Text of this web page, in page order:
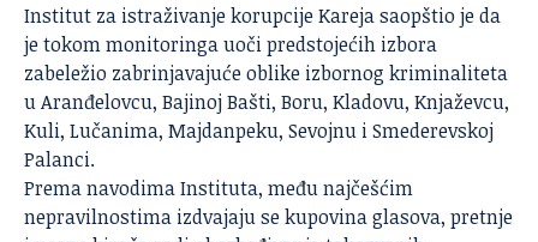
Institut za istraživanje korupcije Kareja saopštio je da
je tokom monitoringa uoči predstojećih izbora
zabeležio zabrinjavajuće oblike izbornog kriminaliteta
u Aranđelovcu, Bajinoj Bašti, Boru, Kladovu, Knjaževcu,
Kuli, Lučanima, Majdanpeku, Sevojnu i Smederevskoj
Palanci.
Prema navodima Instituta, među najčešćim
nepravilnostima izdvajaju se kupovina glasova, pretnje